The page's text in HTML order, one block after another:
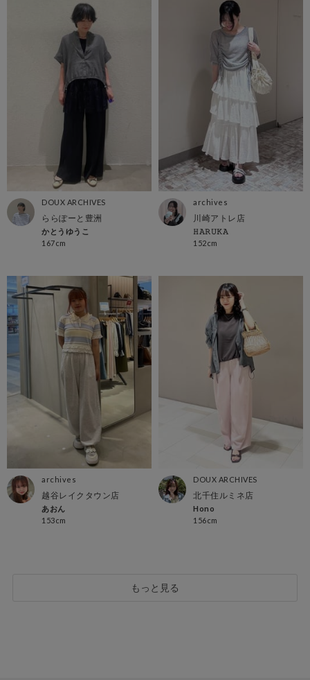
DOUX ARCHIVES
ららぽーと豊洲
かとうゆうこ
167cm
archives
川崎アトレ店
𝙷𝙰𝚁𝚄𝙺𝙰
152cm
archives
越谷レイクタウン店
あおん
153cm
DOUX ARCHIVES
北千住ルミネ店
Hono
156cm
もっと見る